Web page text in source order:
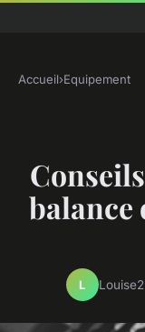
Accueil›Equipement
balance
L Louise